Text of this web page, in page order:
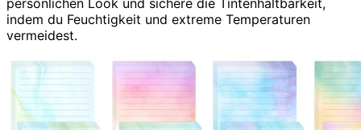
indem du Feuchtigkeit und extreme Temperaturen
vermeidest.